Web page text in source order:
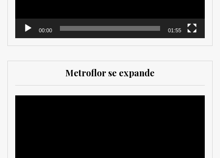
00:00 01:55
Metroflor se expande